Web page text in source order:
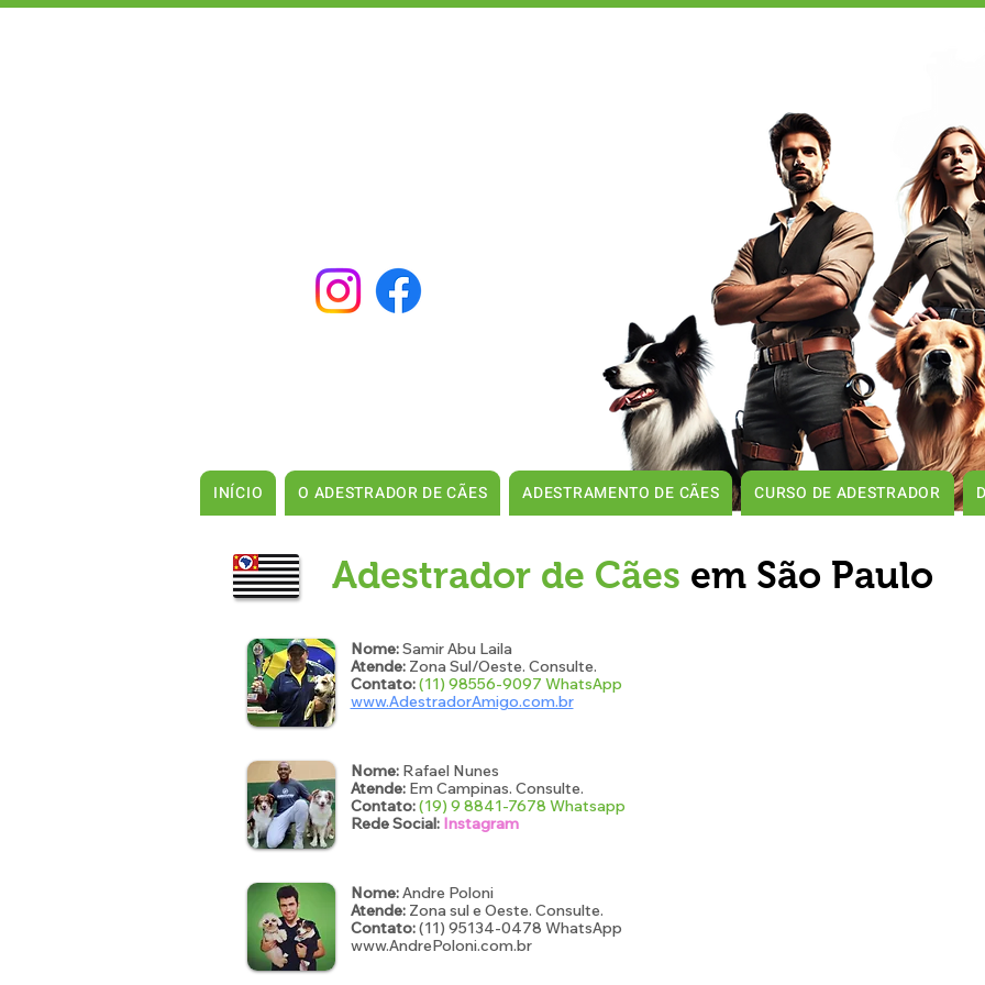
INÍCIO O ADESTRADOR DE CÃES ADESTRAMENTO DE CÃES CURSO DE ADESTRADOR
Adestrador de Cães em São Paulo
Nome:Samir Abu Laila
Atende:Zona Sul/Oeste. Consulte.
Contato:(11) 98556-9097 WhatsApp
www.AdestradorAmigo.com.br
Nome:Rafael Nunes
Atende:Em Campinas. Consulte.
Contato:(19) 9 8841-7678 Whatsapp
Rede Social: Instagram
Nome:Andre Poloni
Atende:Zona sul e Oeste. Consulte.
Contato:(11) 95134-0478 WhatsApp
www.AndrePoloni.com.br